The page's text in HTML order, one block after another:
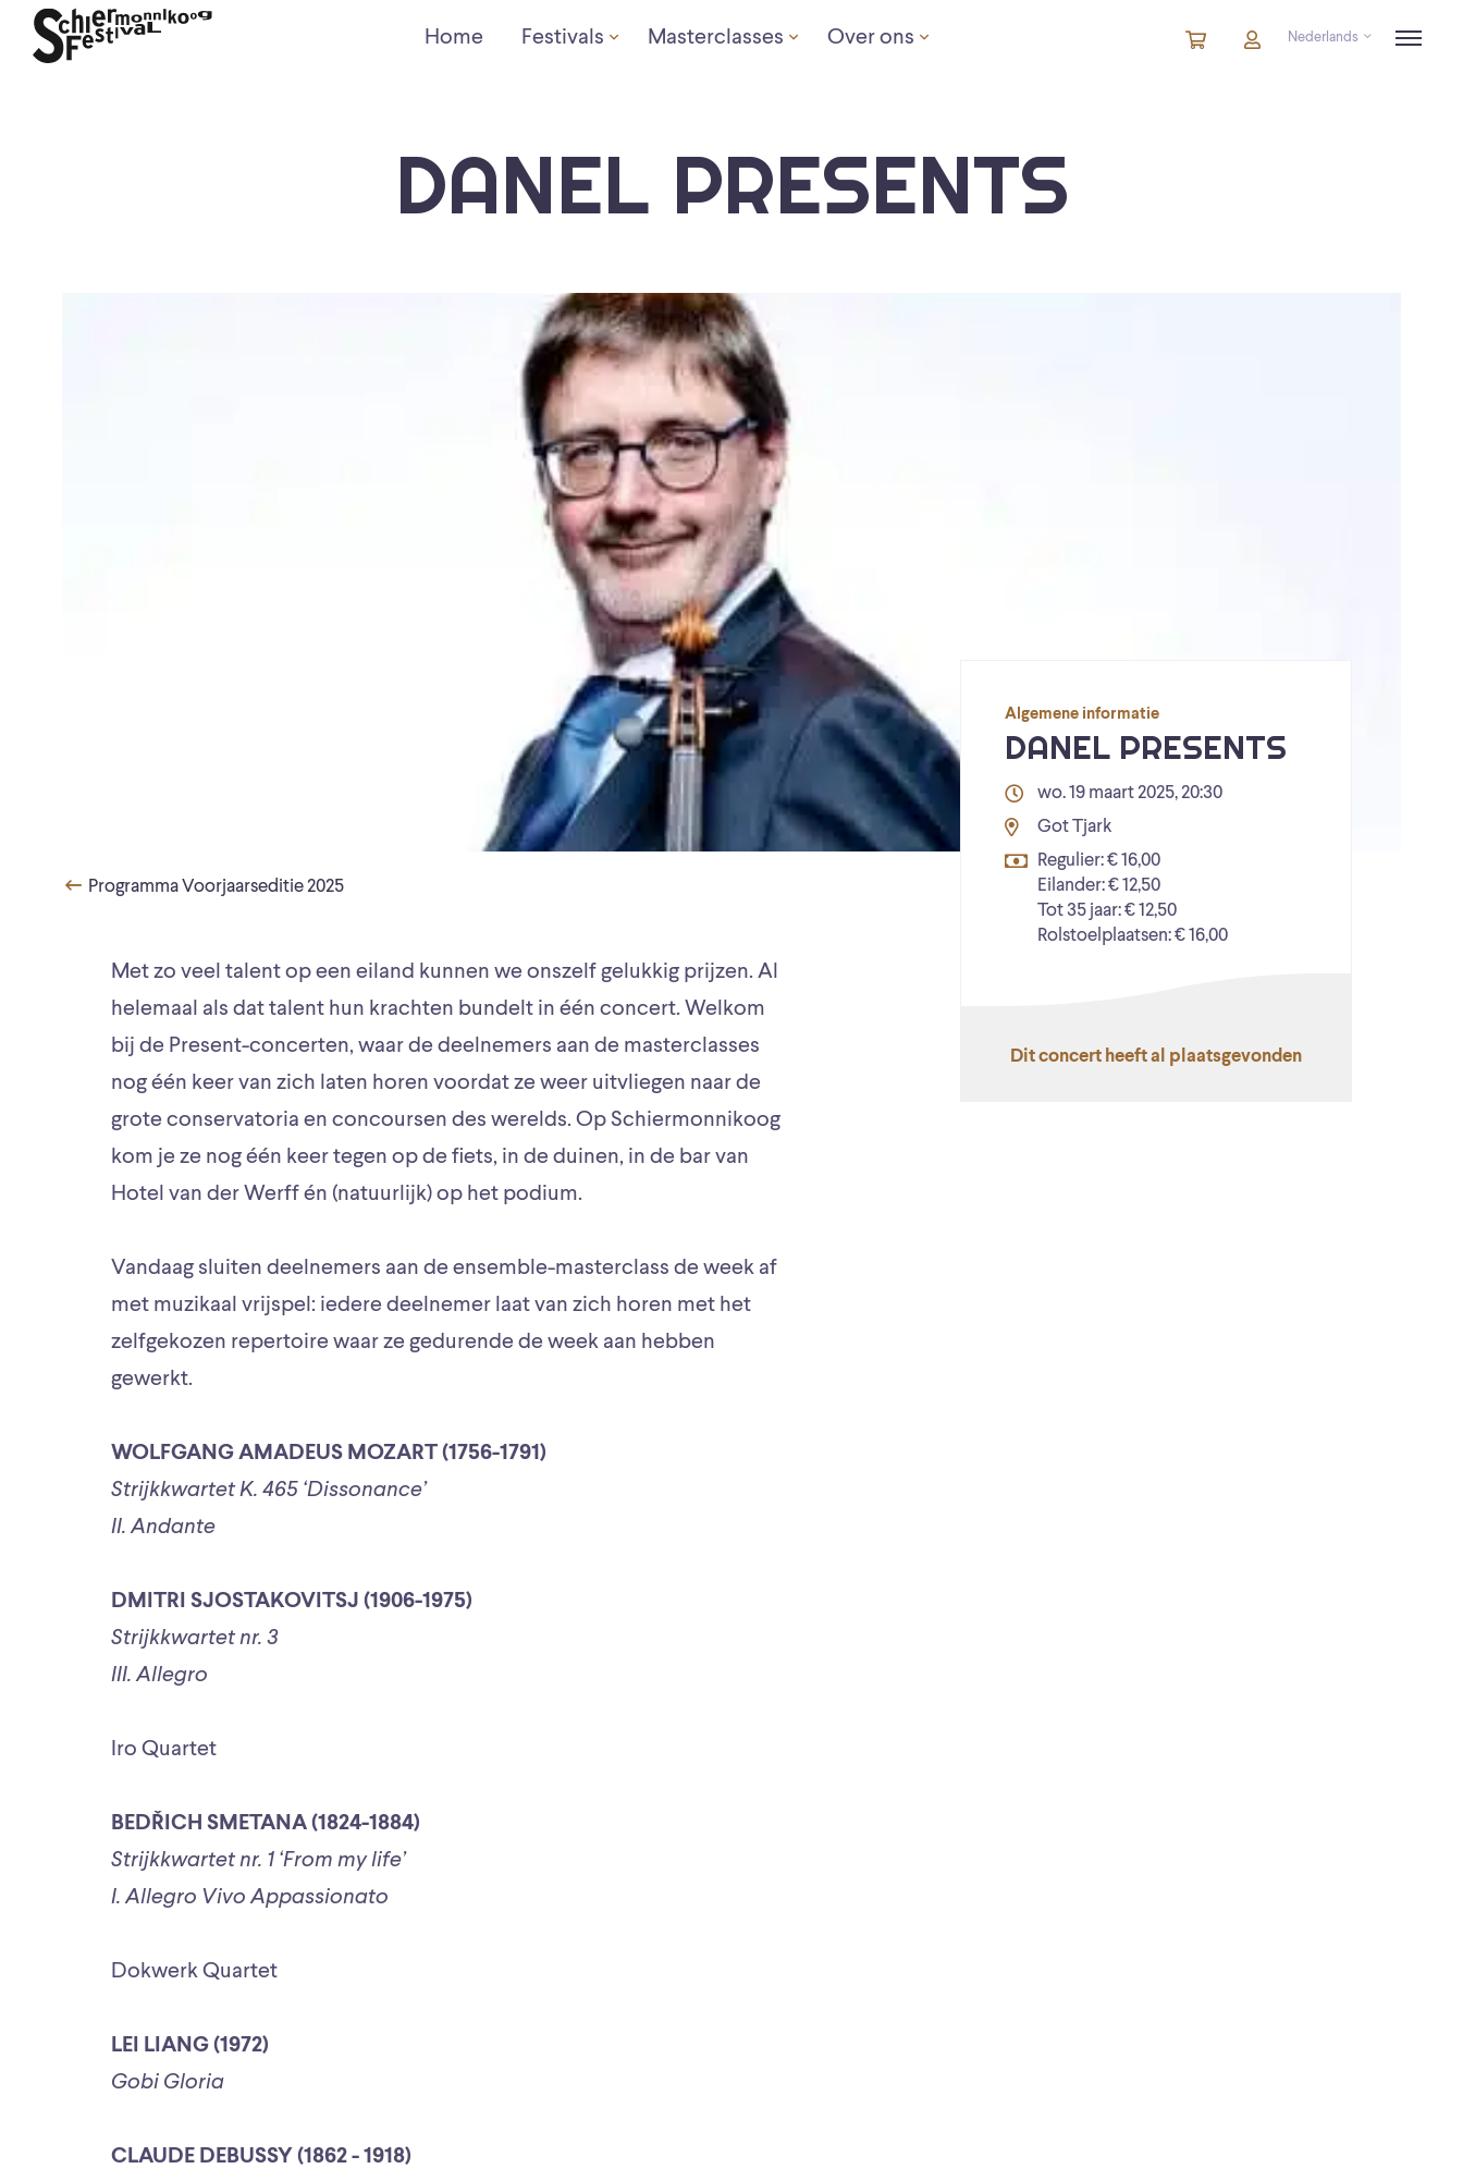
Home Festivals Masterclasses Over ons Winkelmandje
artikelenAccountNederlands
DANEL PRESENTS
Programma Voorjaarseditie 2025
Met zo veel talent op een eiland kunnen we onszelf gelukkig prijzen. Al
helemaal als dat talent hun krachten bundelt in één concert. Welkom
bij de Present-concerten, waar de deelnemers aan de masterclasses
nog één keer van zich laten horen voordat ze weer uitvliegen naar de
grote conservatoria en concoursen des werelds. Op Schiermonnikoog
kom je ze nog één keer tegen op de fiets, in de duinen, in de bar van
Hotel van der Werff én (natuurlijk) op het podium.
Vandaag sluiten deelnemers aan de ensemble-masterclass de week af
met muzikaal vrijspel: iedere deelnemer laat van zich horen met het
zelfgekozen repertoire waar ze gedurende de week aan hebben
gewerkt.
WOLFGANG AMADEUS MOZART (1756-1791)
Strijkkwartet K. 465 ‘Dissonance’
II. Andante
DMITRI SJOSTAKOVITSJ (1906-1975)
Strijkkwartet nr. 3
III. Allegro
Iro Quartet
BEDŘICH SMETANA (1824-1884)
Strijkkwartet nr. 1 ‘From my life’
I. Allegro Vivo Appassionato
Dokwerk Quartet
LEI LIANG (1972)
Gobi Gloria
CLAUDE DEBUSSY (1862 - 1918)
Algemene informatie
DANEL PRESENTS
wo. 19 maart 2025, 20:30
Got Tjark
Regulier: € 16,00
Eilander: € 12,50
Tot 35 jaar: € 12,50
Rolstoelplaatsen: € 16,00
Dit concert heeft al plaatsgevonden